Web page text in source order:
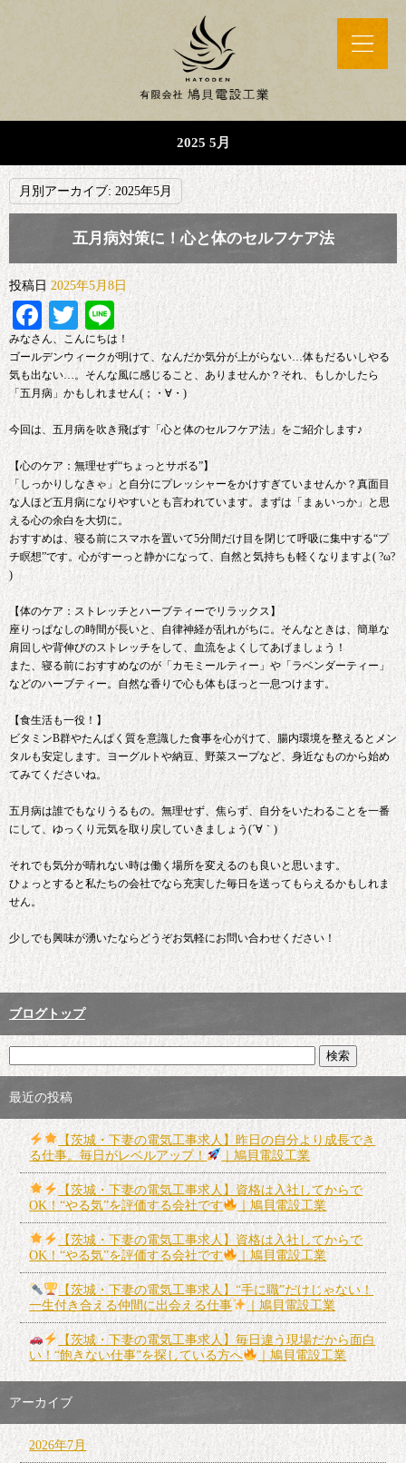
2025 5月
月別アーカイブ:2025年5月
五月病対策に！心と体のセルフケア法
投稿日 2025年5月8日
Facebook
Twitter
Line
みなさん、こんにちは！
ゴールデンウィークが明けて、なんだか気分が上がらない…体もだるいしやる
気も出ない…。そんな風に感じること、ありませんか？それ、もしかしたら
「五月病」かもしれません(；・∀・)
今回は、五月病を吹き飛ばす「心と体のセルフケア法」をご紹介します♪
【心のケア：無理せず“ちょっとサボる”】
「しっかりしなきゃ」と自分にプレッシャーをかけすぎていませんか？真面目
な人ほど五月病になりやすいとも言われています。まずは「まぁいっか」と思
える心の余白を大切に。
おすすめは、寝る前にスマホを置いて5分間だけ目を閉じて呼吸に集中する“プ
チ瞑想”です。心がすーっと静かになって、自然と気持ちも軽くなりますよ( ?ω?
)
【体のケア：ストレッチとハーブティーでリラックス】
座りっぱなしの時間が長いと、自律神経が乱れがちに。そんなときは、簡単な
肩回しや背伸びのストレッチをして、血流をよくしてあげましょう！
また、寝る前におすすめなのが「カモミールティー」や「ラベンダーティー」
などのハーブティー。自然な香りで心も体もほっと一息つけます。
【食生活も一役！】
ビタミンB群やたんぱく質を意識した食事を心がけて、腸内環境を整えるとメン
タルも安定します。ヨーグルトや納豆、野菜スープなど、身近なものから始め
てみてくださいね。
五月病は誰でもなりうるもの。無理せず、焦らず、自分をいたわることを一番
にして、ゆっくり元気を取り戻していきましょう(´∀｀)
それでも気分が晴れない時は働く場所を変えるのも良いと思います。
ひょっとすると私たちの会社でなら充実した毎日を送ってもらえるかもしれま
せん。
少しでも興味が湧いたならどうぞお気軽にお問い合わせください！
ブログトップ
最近の投稿
【茨城・下妻の電気工事求人】昨日の自分より成長でき
る仕事。毎日がレベルアップ！
｜鳩貝電設工業
【茨城・下妻の電気工事求人】資格は入社してからで
OK！“やる気”を評価する会社です
｜鳩貝電設工業
【茨城・下妻の電気工事求人】資格は入社してからで
OK！“やる気”を評価する会社です
｜鳩貝電設工業
【茨城・下妻の電気工事求人】“手に職”だけじゃない！
一生付き合える仲間に出会える仕事
｜鳩貝電設工業
【茨城・下妻の電気工事求人】毎日違う現場だから面白
い！“飽きない仕事”を探している方へ
｜鳩貝電設工業
アーカイブ
2026年7月